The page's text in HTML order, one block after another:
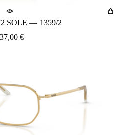
SOLE — 1359/2
€